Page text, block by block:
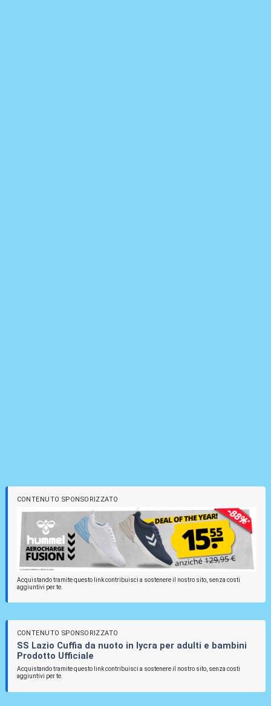
CONTENUTO SPONSORIZZATO
Acquistando tramite questo link contribuisci a sostenere il nostro sito, senza costi
aggiuntivi per te.
CONTENUTO SPONSORIZZATO
SS Lazio Cuffia da nuoto in lycra per adulti e bambini
Prodotto Ufficiale
Acquistando tramite questo link contribuisci a sostenere il nostro sito, senza costi
aggiuntivi per te.